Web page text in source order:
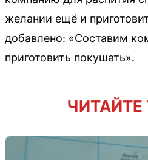
желании ещё и
добавлено: «Составим
приготовить покушать».